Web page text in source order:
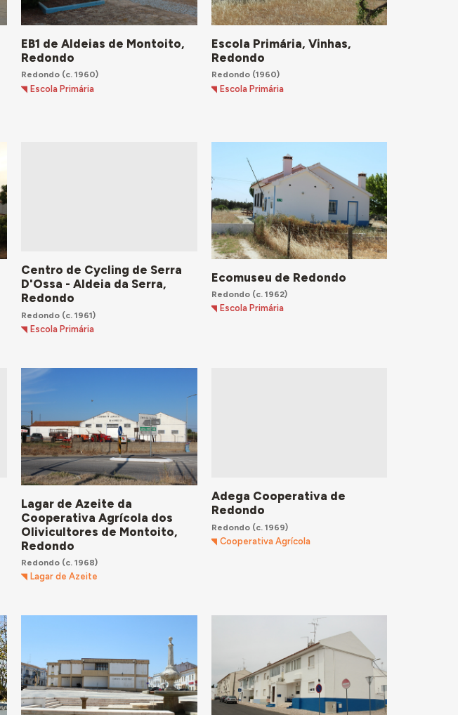
EB1 de Aldeias de Montoito,
Redondo
Redondo (c. 1960)
Escola Primária
Escola Primária, Vinhas,
Redondo
Redondo(1960)
Escola Primária
Centro de Cycling de Serra
D'Ossa - Aldeia da Serra,
Redondo
Redondo (c. 1961)
Escola Primária
Ecomuseu de Redondo
Redondo(c. 1962)
Escola Primária
Lagar de Azeite da
Cooperativa Agrícola dos
Olivicultores de Montoito,
Redondo
Redondo (c. 1968)
Lagar de Azeite
Adega Cooperativa de
Redondo
Redondo(c. 1969)
Cooperativa Agrícola